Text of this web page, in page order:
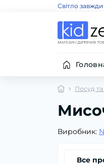
Світло
Посуд
Виробник:
Все